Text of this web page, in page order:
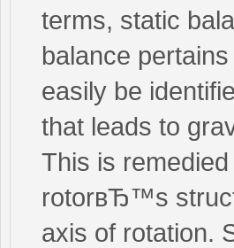
terms, static
balance
easily be
that leads to
This is
rotorвЂ™s
axis of rotation.